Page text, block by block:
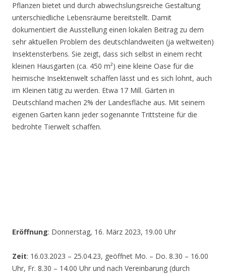
Pflanzen bietet und durch abwechslungsreiche Gestaltung
unterschiedliche Lebensräume bereitstellt. Damit
dokumentiert die Ausstellung einen lokalen Beitrag zu dem
sehr aktuellen Problem des deutschlandweiten (ja weltweiten)
Insektensterbens. Sie zeigt, dass sich selbst in einem recht
kleinen Hausgarten (ca. 450 m²) eine kleine Oase für die
heimische Insektenwelt schaffen lässt und es sich lohnt, auch
im Kleinen tätig zu werden. Etwa 17 Mill. Gärten in
Deutschland machen 2% der Landesfläche aus. Mit seinem
eigenen Garten kann jeder sogenannte Trittsteine für die
bedrohte Tierwelt schaffen.
Eröffnung: Donnerstag, 16. März 2023, 19.00 Uhr
Zeit: 16.03.2023 – 25.04.23, geöffnet Mo. – Do. 8.30 – 16.00
Uhr, Fr. 8.30 – 14.00 Uhr und nach Vereinbarung (durch